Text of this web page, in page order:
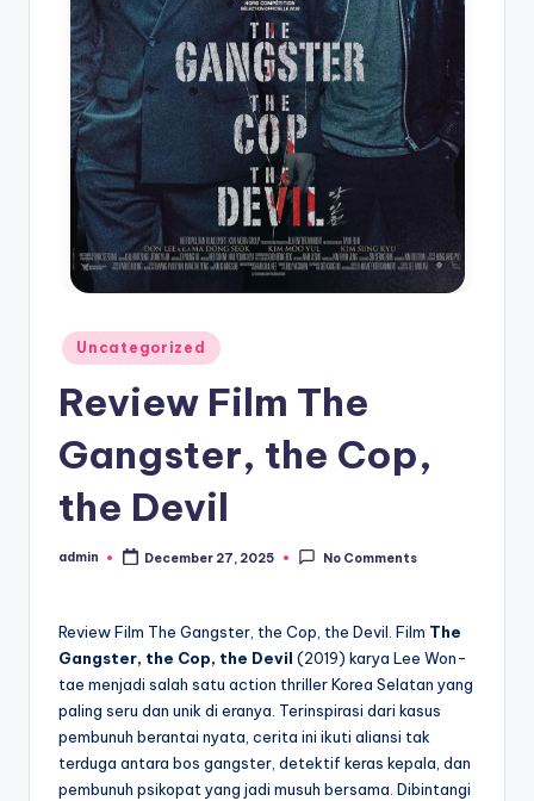
Posted
in
Uncategorized
Review Film The
Gangster, the Cop,
the Devil
Posted
admin December 27, 2025 No Comments
Review Film The Gangster, the Cop, the Devil. Film The
Gangster, the Cop, the Devil (2019) karya Lee Won-
tae menjadi salah satu action thriller Korea Selatan yang
paling seru dan unik di eranya. Terinspirasi dari kasus
pembunuh berantai nyata, cerita ini ikuti aliansi tak
terduga antara bos gangster, detektif keras kepala, dan
pembunuh psikopat yang jadi musuh bersama. Dibintangi